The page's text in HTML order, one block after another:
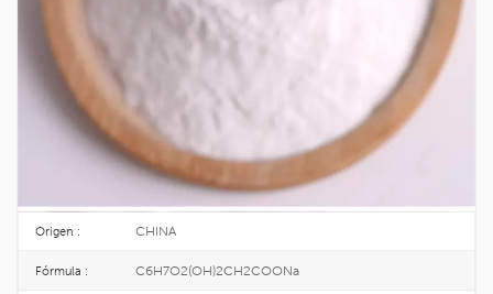
polianiónico soluble en agua obtenido de fibras naturales modificadas
No CAS. :
EINECS : 618-378-6
25KG/DRUM
TOPINCHEM®
Origen : CHINA
Fórmula : C6H7O2(OH)2CH2COONa